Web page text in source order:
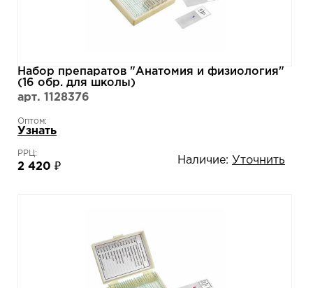
Набор препаратов "Анатомия и физиология"
(16 обр. для школы)
арт. 1128376
Оптом:
Узнать
РРЦ:
2 420 ₽
Наличие: Уточнить